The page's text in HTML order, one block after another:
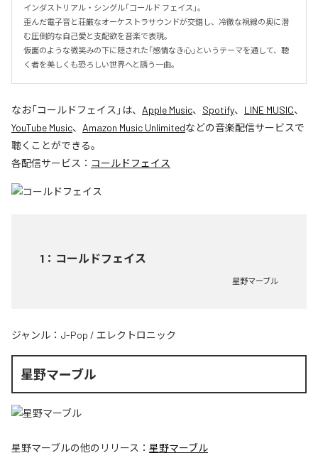
インダストリアル・シングル「コールド フェイス」。
歪んだ電子音と荘厳なオーケストラサウンドが交錯し、冷徹な視線の奥に潜
む圧倒的な自己愛と支配欲を音楽で表現。
仮面のような微笑みの下に隠された「感情なき心」というテーマを通して、聴
く者を美しくも恐ろしい世界へと誘う一曲。
なお「コールドフェイス 」は、 Apple Music、 Spotify、 LINE MUSIC、
YouTube Music、 Amazon Music Unlimitedなどの音楽配信サービスで
聴くことができる。
各配信サービス： コールドフェイス
1 ： コールドフェイス
星野マーブル
ジャンル： J-Pop / エレクトロニック
星野マーブル
星野マーブルの他のリリース： 星野マーブル